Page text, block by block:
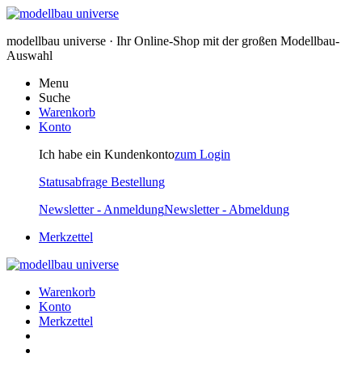
modellbau universe · Ihr Online-Shop mit der großen Modellbau-
Auswahl
Menu
Suche
Warenkorb
Konto
Ich habe ein Kundenkontozum Login
Statusabfrage Bestellung
Newsletter - AnmeldungNewsletter - Abmeldung
Merkzettel
Warenkorb
Konto
Merkzettel